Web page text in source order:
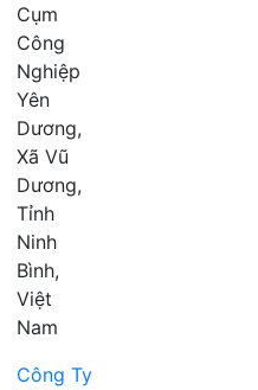
Cụm
Công
Nghiệp
Yên
Dương,
Xã Vũ
Dương,
Tỉnh
Ninh
Bình,
Việt
Nam
Công Ty